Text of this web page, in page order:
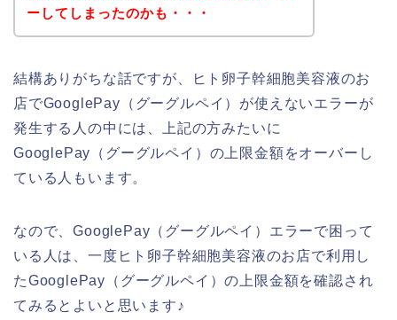
ーしてしまったのかも・・・
結構ありがちな話ですが、ヒト卵子幹細胞美容液のお
店でGooglePay（グーグルペイ）が使えないエラーが
発生する人の中には、上記の方みたいに
GooglePay（グーグルペイ）の上限金額をオーバーし
ている人もいます。
なので、GooglePay（グーグルペイ）エラーで困って
いる人は、一度ヒト卵子幹細胞美容液のお店で利用し
たGooglePay（グーグルペイ）の上限金額を確認され
てみるとよいと思います♪